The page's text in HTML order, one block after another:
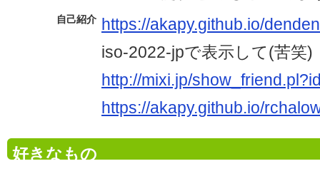
自己紹介
https://akapy.github.io/
iso-2022-jpで表示して(苦笑)
http://mixi.jp/
https://akapy.github.io/
好きなもの